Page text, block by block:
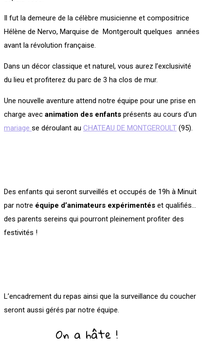
Il fut la demeure de la célèbre musicienne et compositrice
Hélène de Nervo, Marquise de Montgeroult quelques années
avant la révolution française.
Dans un décor classique et naturel, vous aurez l’exclusivité
du lieu et profiterez du parc de 3 ha clos de mur.
Une nouvelle aventure attend notre équipe pour une prise en
charge avec animation des enfants présents au cours d’un
mariage se déroulant au CHATEAU DE MONTGEROULT (95).
Des enfants qui seront surveillés et occupés de 19h à Minuit
par notre équipe d’animateurs expérimentés et qualifiés…
des parents sereins qui pourront pleinement profiter des
festivités !
L’encadrement du repas ainsi que la surveillance du coucher
seront aussi gérés par notre équipe.
On a hâte !